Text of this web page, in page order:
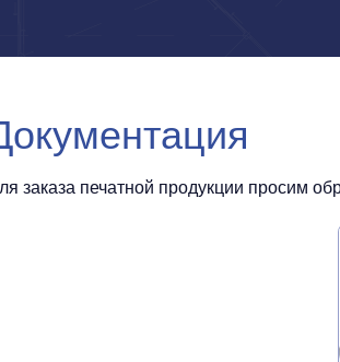
заказа печатной продукции просим